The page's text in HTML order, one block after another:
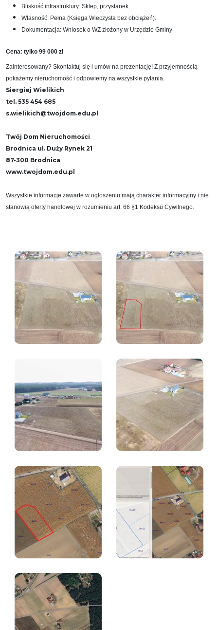
Bliskość infrastruktury: Sklep, przystanek.
Własność: Pełna (Księga Wieczysta bez obciążeń).
Dokumentacja: Wniosek o WZ złożony w Urzędzie Gminy
Cena: tylko 99 000 zł
Zainteresowany? Skontaktuj się i umów na prezentację! Z przyjemnością
pokażemy nieruchomość i odpowiemy na wszystkie pytania.
Siergiej Wielikich
tel. 535 454 685
s.wielikich@twojdom.edu.pl
Twój Dom Nieruchomości
Brodnica ul. Duży Rynek 21
87-300 Brodnica
www.twojdom.edu.pl
Wszystkie informacje zawarte w ogłoszeniu mają charakter informacyjny i nie
stanowią oferty handlowej w rozumieniu art. 66 §1 Kodeksu Cywilnego.